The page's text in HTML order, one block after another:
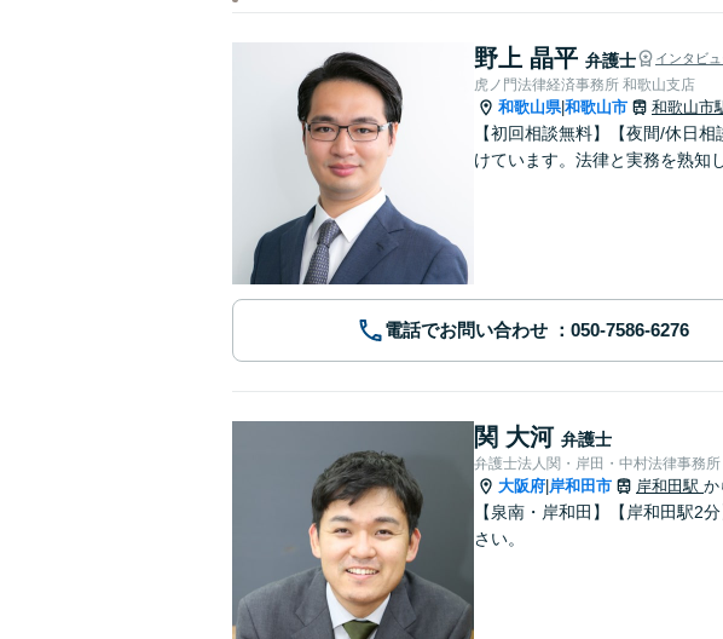
野上 晶平 弁護士 インタビ
虎ノ門法律経済事務所 和歌山支店
和歌山県|和歌山市 和歌山市
【初回相談無料】【夜間/休日
けています。法律と実務を熟知
電話でお問い合わせ
関 大河 弁護士
弁護士法人関・岸田・中村法律事務
大阪府 岸和田市 岸和田駅 か
【泉南・岸和田】【岸和田駅2
さい。